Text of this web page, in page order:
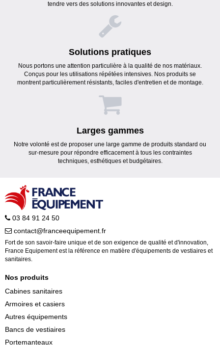
tendre vers des solutions innovantes et design.
Solutions pratiques
Nous portons une attention particulière à la qualité de nos matériaux.
Conçus pour les utilisations répétées intensives. Nos produits se
montrent particulièrement résistants, faciles d'entretien et de montage.
Larges gammes
Notre volonté est de proposer une large gamme de produits standard ou
sur-mesure pour répondre efficacement à tous les contraintes
techniques, esthétiques et budgétaires.
03 84 91 24 50
contact@franceequipement.fr
Fort de son savoir-faire unique et de son exigence de qualité et d'innovation,
France Equipement est la référence en matière d'équipements de vestiaires et
sanitaires.
Nos produits
Cabines sanitaires
Armoires et casiers
Autres équipements
Bancs de vestiaires
Portemanteaux